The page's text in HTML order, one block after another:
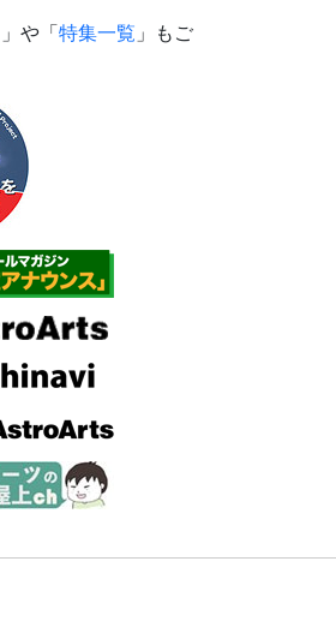
」や「特集一覧 」もご